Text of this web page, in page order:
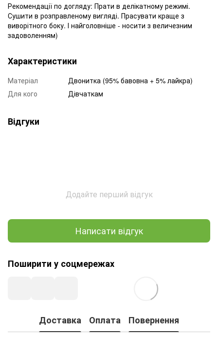
Рекомендації по догляду: Прати в делікатному режимі.
Сушити в розправленому вигляді. Прасувати краще з
виворітного боку. І найголовніше - носити з величезним
задоволенням)
Характеристики
Матеріал
Двонитка (95% бавовна + 5% лайкра)
Для кого
Дівчаткам
Відгуки
Додайте перший відгук
Написати відгук
Поширити у соцмережах
Доставка Оплата Повернення